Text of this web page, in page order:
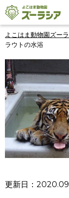
よこはま動物園ズー
ラウトの水浴
更新日：